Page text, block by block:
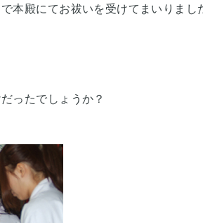
本殿にてお祓いを受けてまいりまし
ったでしょうか？